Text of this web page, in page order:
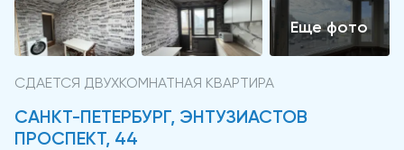
СДАЕТСЯ ДВУХКОМНАТНАЯ КВАРТИРА
САНКТ-ПЕТЕРБУРГ, ЭНТУЗИАСТОВ
ПРОСПЕКТ, 44